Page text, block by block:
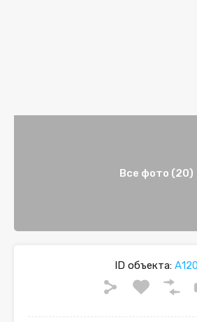
Все фото (20)
ID объекта: